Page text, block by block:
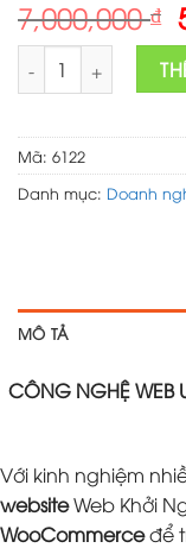
7,000,000₫
Mẫu web giới thiệu
Mã: 6122
Danh mục: Doanh
MÔ TẢ
CÔNG NGHỆ WEB
Với kinh nghiệm
websiteWeb Khởi
WooCommerceđể